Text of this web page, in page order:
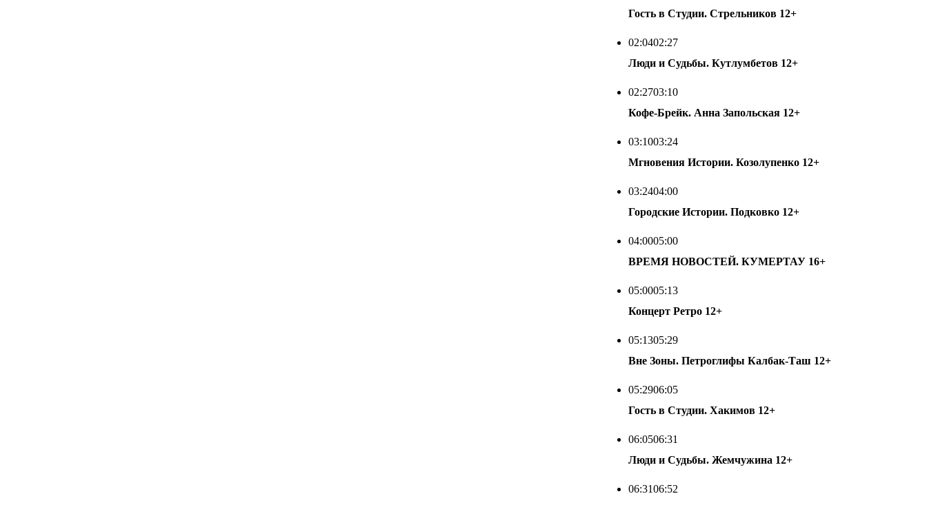
Гость в Студии. Стрельников 12+
02:0402:27
Люди и Судьбы. Кутлумбетов 12+
02:2703:10
Кофе-Брейк. Анна Запольская 12+
03:1003:24
Мгновения Истории. Козолупенко 12+
03:2404:00
Городские Истории. Подковко 12+
04:0005:00
ВРЕМЯ НОВОСТЕЙ. КУМЕРТАУ 16+
05:0005:13
Концерт Ретро 12+
05:1305:29
Вне Зоны. Петроглифы Калбак-Таш 12+
05:2906:05
Гость в Студии. Хакимов 12+
06:0506:31
Люди и Судьбы. Жемчужина 12+
06:3106:52